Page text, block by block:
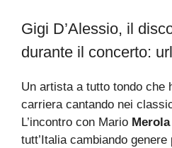
Gigi D’Alessio, il
durante il concerto:
Un artista a tutto tondo che
carriera cantando nei
L’incontro con Mario Merola
tutt’Italia cambiando